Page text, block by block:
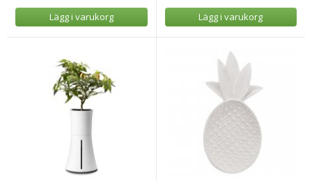
Lägg i varukorg Lägg i varukorg